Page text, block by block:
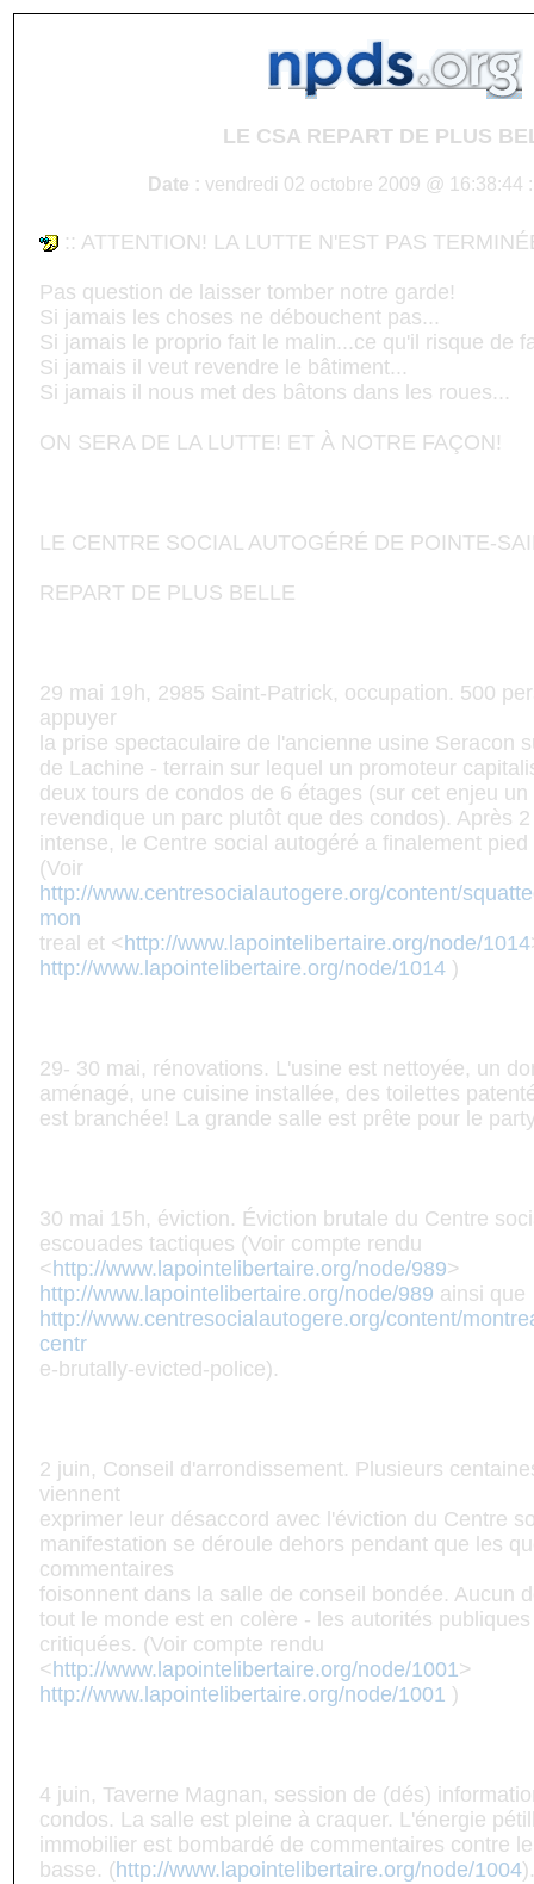
LE CSA REPART DE PLUS
Date : vendredi 02 octobre 2009 @ 16:38:44
:: ATTENTION! LA LUTTE N'EST PAS
Pas question de laisser tomber notre garde!
Si jamais les choses ne débouchent pas...
Si jamais le proprio fait le malin...ce qu'il risque de
Si jamais il veut revendre le bâtiment...
Si jamais il nous met des bâtons dans les roues...
ON SERA DE LA LUTTE! ET À NOTRE FAÇON!
LE CENTRE SOCIAL AUTOGÉRÉ DE POINTE-
REPART DE PLUS BELLE
29 mai 19h, 2985 Saint-Patrick, occupation. 500
appuyer
la prise spectaculaire de l'ancienne usine Seracon
de Lachine - terrain sur lequel un promoteur
deux tours de condos de 6 étages (sur cet enjeu
revendique un parc plutôt que des condos). Après
intense, le Centre social autogéré a finalement
(Voir
http://www.centresocialautogere.org/content/
mon
treal et < http://www.lapointelibertaire.org/node/1014
http://www.lapointelibertaire.org/node/1014 )
29- 30 mai, rénovations. L'usine est nettoyée, un
aménagé, une cuisine installée, des toilettes
est branchée! La grande salle est prête pour le
30 mai 15h, éviction. Éviction brutale du Centre
escouades tactiques (Voir compte rendu
< http://www.lapointelibertaire.org/node/989>
http://www.lapointelibertaire.org/node/989 ainsi que
http://www.centresocialautogere.org/content/
centr
e-brutally-evicted-police).
2 juin, Conseil d'arrondissement. Plusieurs
viennent
exprimer leur désaccord avec l'éviction du Centre
manifestation se déroule dehors pendant que les
commentaires
foisonnent dans la salle de conseil bondée. Aucun
tout le monde est en colère - les autorités
critiquées. (Voir compte rendu
< http://www.lapointelibertaire.org/node/1001>
http://www.lapointelibertaire.org/node/1001 )
4 juin, Taverne Magnan, session de (dés)
condos. La salle est pleine à craquer. L'énergie
immobilier est bombardé de commentaires contre
basse. ( http://www.lapointelibertaire.org/node/1004).